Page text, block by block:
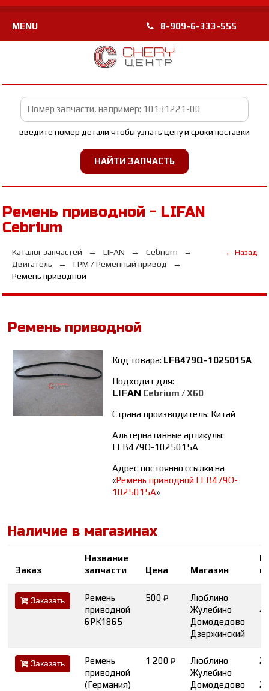
MENU 8-909-6-333-555
введите номер детали чтобы узнать цену и сроки поставки
Ремень приводной - LIFAN
Cebrium
Каталог запчастей LIFAN
Cebrium
Двигатель
ГРМ / Ременный привод
Ремень приводной
← Назад
Ремень приводной
Код товара: LFB479Q-1025015A
Подходит для:
LIFAN Cebrium / Х60
Страна производитель: Китай
Альтернативные артикулы:
LFB479Q-1025015A
Адрес постоянно ссылки на
«Ремень приводной LFB479Q-
1025015A»
Наличие в магазинах
Заказ
Название
запчасти
Цена Магазин
Заказать
Ремень
приводной
6РК1865
500 ₽
Люблино
Жулебино
Домодедово
Дзержинский
4
Заказать
Ремень
приводной
(Германия)
1 200 ₽
Люблино
Жулебино
Домодедово
2
2